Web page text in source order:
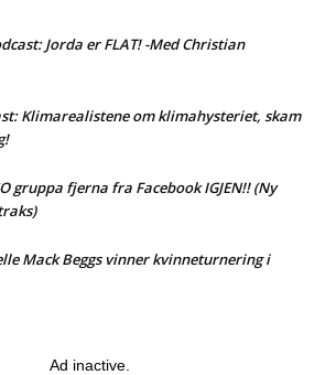
Jorda er FLAT! -Med Christian
Klimarealistene om klimahysteriet, skam
gruppa fjerna fra Facebook IGJEN!! (Ny
Mack Beggs vinner kvinneturnering i
Ad inactive.